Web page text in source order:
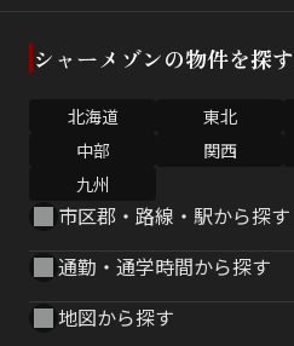
シャーメゾンの物件を探す
北海道 東北
中部
関西
九州
市区郡・路線・駅から探す
通勤・通学時間から探す
地図から探す